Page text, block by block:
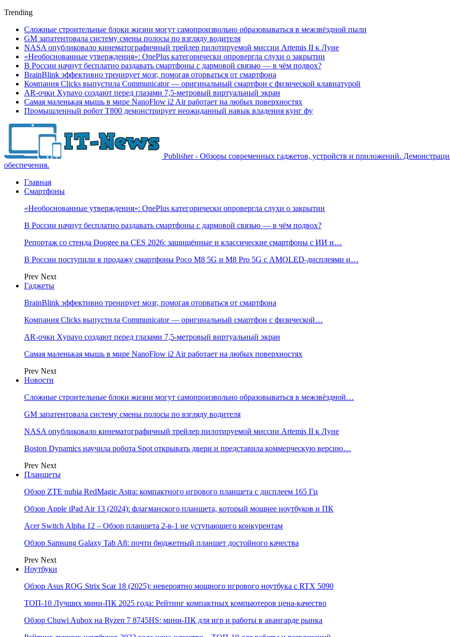
Trending
Сложные строительные блоки жизни могут самопроизвольно образовываться в межзвёздной пыли
GM запатентовала систему смены полосы по взгляду водителя
NASA опубликовало кинематографичный трейлер пилотируемой миссии Artemis II к Луне
«Необоснованные утверждения»: OnePlus категорически опровергла слухи о закрытии
В России начнут бесплатно раздавать смартфоны с дармовой связью — в чём подвох?
BrainBlink эффективно тренирует мозг, помогая оторваться от смартфона
Компания Clicks выпустила Communicator — оригинальный смартфон с физической клавиатурой
AR-очки Xynavo создают перед глазами 7,5-метровый виртуальный экран
Самая маленькая мышь в мире NanoFlow i2 Air работает на любых поверхностях
Промышленный робот Т800 демонстрирует неожиданный навык владения кунг фу
Publisher - Обзоры современных гаджетов, устройств и приложений.
обеспечения.
Главная
Смартфоны
«Необоснованные утверждения»: OnePlus категорически опровергла слухи о закрытии
В России начнут бесплатно раздавать смартфоны с дармовой связью — в чём подвох?
Репортаж со стенда Doogee на CES 2026: защищённые и классические смартфоны с ИИ и…
В России поступили в продажу смартфоны Poco M8 5G и M8 Pro 5G с AMOLED-дисплеями и…
Prev Next
Гаджеты
BrainBlink эффективно тренирует мозг, помогая оторваться от смартфона
Компания Clicks выпустила Communicator — оригинальный смартфон с физической…
AR-очки Xynavo создают перед глазами 7,5-метровый виртуальный экран
Самая маленькая мышь в мире NanoFlow i2 Air работает на любых поверхностях
Prev Next
Новости
Сложные строительные блоки жизни могут самопроизвольно образовываться в межзвёздной…
GM запатентовала систему смены полосы по взгляду водителя
NASA опубликовало кинематографичный трейлер пилотируемой миссии Artemis II к Луне
Boston Dynamics научила робота Spot открывать двери и представила коммерческую версию…
Prev Next
Планшеты
Обзор ZTE nubia RedMagic Astra: компактного игрового планшета с дисплеем 165 Гц
Обзор Apple iPad Air 13 (2024): флагманского планшета, который мощнее ноутбуков и ПК
Acer Switch Alpha 12 – Обзор планшета 2-в-1 не уступающего конкурентам
Обзор Samsung Galaxy Tab A8: почти бюджетный планшет достойного качества
Prev Next
Ноутбуки
Обзор Asus ROG Strix Scar 18 (2025): невероятно мощного игрового ноутбука с RTX 5090
ТОП-10 Лучших мини-ПК 2025 года: Рейтинг компактных компьютеров цена-качество
Обзор Chuwi Aubox на Ryzen 7 8745HS: мини-ПК для игр и работы в авангарде рынка